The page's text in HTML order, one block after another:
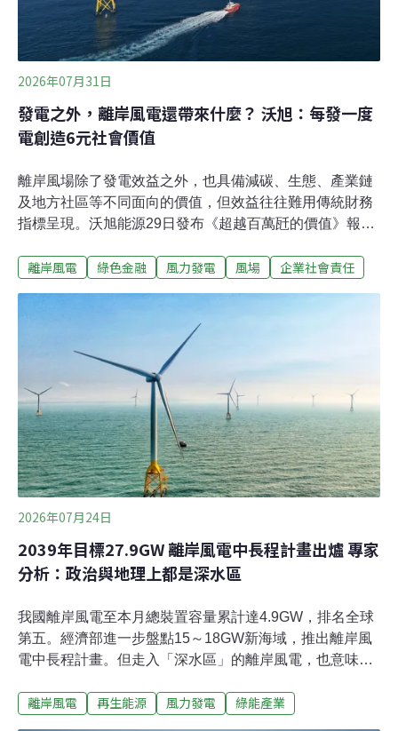
業、工業、辦公、公共集會、休閒文教、衛生福利等類
型。《環境資訊中心》向內政部求證。不願具
2026年07月31日
發電之外，離岸風電還帶來什麼？ 沃旭：每發一度
電創造6元社會價值
離岸風場除了發電效益之外，也具備減碳、生態、產業鏈
及地方社區等不同面向的價值，但效益往往難用傳統財務
指標呈現。沃旭能源29日發布《超越百萬瓩的價值》報
含的社會及自然價值。沃旭估算，旗下大彰化風場每生產
事長汪欣潔認為是正面訊號。專家則提醒，當今仍處於史
上最大能源危機，政府應加強倡議離岸風電，「要跟守護
無人機預算一樣去討論。」沃旭能源：大東南風場每發一
度電，創造6元社會價值台灣離岸風電裝置容量已累積
4.9GW裝置容量、位居全球第五。事實上，風場開發除了
滿足用電需求，還能創造社會價值。沃旭能源29日發布
《超越百萬瓩的價值》（Value beyond megawatts）報
告，量化評估從2018年至今，旗下大彰化東南、西南、西
北等離岸風場，在減碳效
離岸風電 綠色金融 風力發電 風場 企業社會責任
2026年07月24日
2039年目標27.9GW 離岸風電中長程計畫出爐 專家
分析：政治與地理上都是深水區
我國離岸風電至本月總裝置容量累計達4.9GW，排名全球
第五。經濟部進一步盤點15～18GW新海域，推出離岸風
電中長程計畫。但走入「深水區」的離岸風電，也意味面
上，經濟部預估未來裝置容量上看27.9GW，預計2039年
離岸風電 再生能源 風力發電 綠能產業